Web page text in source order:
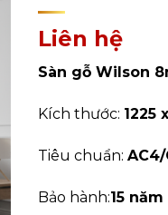
Liên hệ
Sàn gỗ Wilson
Kích thước: 1225
Tiêu chuẩn: AC4/
Bảo hành:15 năm